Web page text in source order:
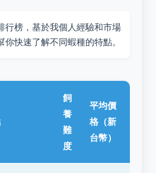
行榜，基於我個人經驗和市場
快速了解不同蝦種的特點。
飼
養
難
度
平均價
格（新
台幣）